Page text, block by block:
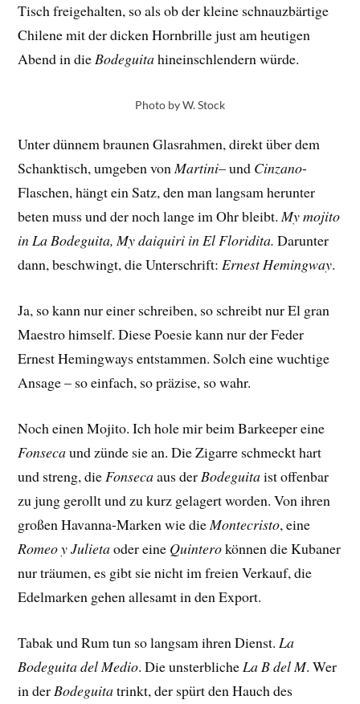
Tisch freigehalten, so als ob der kleine schnauzbärtige
Chilene mit der dicken Hornbrille just am heutigen
Abend in dieBodeguitahineinschlendern würde.
Photo by W. Stock
Unter dünnem braunen Glasrahmen, direkt über dem
Schanktisch, umgeben vonMartini– und Cinzano-
Flaschen, hängt ein Satz, den man langsam herunter
beten muss und der noch lange im Ohr bleibt.My mojito
in La Bodeguita, My daiquiri in El Floridita. Darunter
dann, beschwingt, die Unterschrift:Ernest Hemingway.
Ja, so kann nur einer schreiben, so schreibt nur El gran
Maestro himself. Diese Poesie kann nur der Feder
Ernest Hemingways entstammen. Solch eine wuchtige
Ansage – so einfach, so präzise, so wahr.
Noch einen Mojito. Ich hole mir beim Barkeeper eine
Fonsecaund zünde sie an. Die Zigarre schmeckt hart
und streng, dieFonsecaaus derBodeguitaist offenbar
zu jung gerollt und zu kurz gelagert worden. Von ihren
großen Havanna-Marken wie dieMontecristo, eine
Romeo y Julietaoder eine Quinterokönnen die Kubaner
nur träumen, es gibt sie nicht im freien Verkauf, die
Edelmarken gehen allesamt in den Export.
Tabak und Rum tun so langsam ihren Dienst. La
Bodeguita del Medio. Die unsterbliche La B del M. Wer
in der Bodeguitatrinkt, der spürt den Hauch des